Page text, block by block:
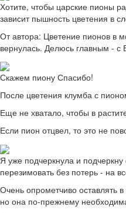
Хотите, чтобы царские пионы
зависит пышность цветения в
От автора: Цветение пионов в
вернулась. Делюсь главным - с
Скажем пиону Спасибо!
После цветения клумба с
Еще не хватало, чтобы в
Если пион отцвел, то это не
Я уже подчеркнула и
перезимовать без потерь - на
Очень опрометчиво оставлять
но она по-прежнему